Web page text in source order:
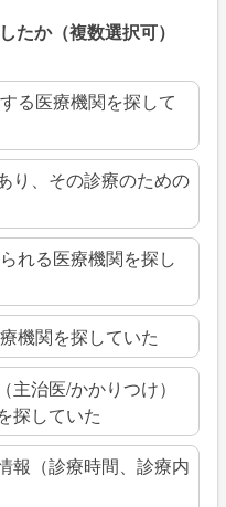
たか（複数選択可）
る医療機関を探して
り、その診療のための
れる医療機関を探し
機関を探していた
治医/かかりつけ）
探していた
報（診療時間、診療内